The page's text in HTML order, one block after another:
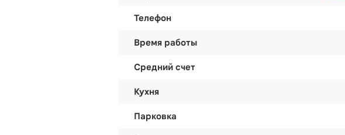
Телефон
Время работы
Средний счет
Кухня
Парковка